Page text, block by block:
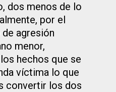
dos menos de lo
por el
agresión
menor,
hechos que se
víctima lo que
convertir los dos